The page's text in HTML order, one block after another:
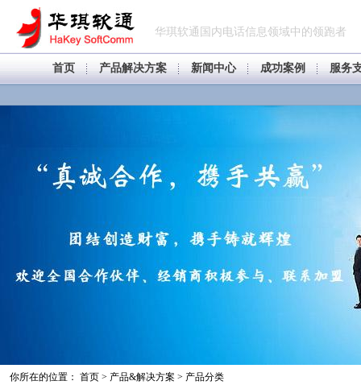
华琪软通国内电话信息领域中的领跑者
首页 产品解决方案 新闻中心 成功案例 服务
你所在的位置： 首页 > 产品&解决方案 > 产品分类